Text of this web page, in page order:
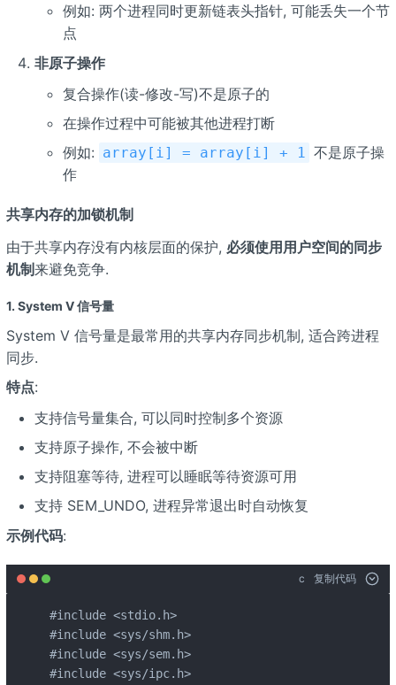
例如: 两个进程同时更新链表头指针, 可能丢失一个节
点
非原子操作
复合操作(读-修改-写)不是原子的
在操作过程中可能被其他进程打断
例如: array[i] = array[i] + 1 不是原子操
作
共享内存的加锁机制
由于共享内存没有内核层面的保护, 必须使用用户空间的同步
机制来避免竞争.
1. System V 信号量
System V 信号量是最常用的共享内存同步机制, 适合跨进程
同步.
特点:
支持信号量集合, 可以同时控制多个资源
支持原子操作, 不会被中断
支持阻塞等待, 进程可以睡眠等待资源可用
支持 SEM_UNDO, 进程异常退出时自动恢复
示例代码:
c 复制代码
#include <stdio.h>
#include <sys/shm.h>
#include <sys/sem.h>
#include <sys/ipc.h>